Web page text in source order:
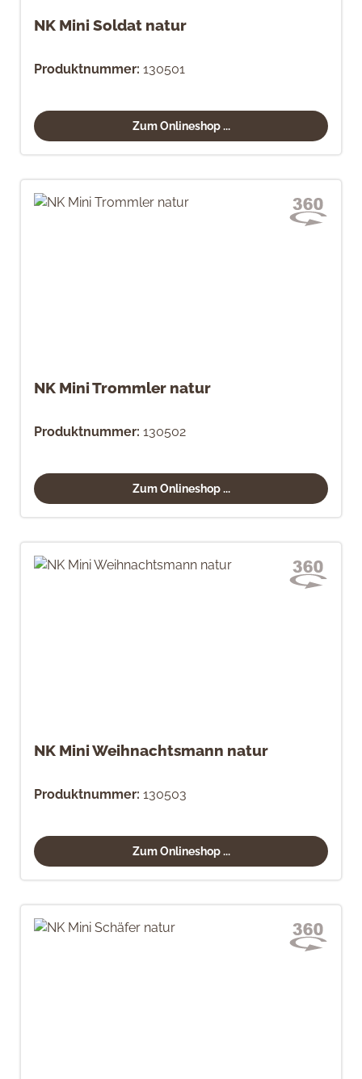
NK Mini Soldat natur
Produktnummer: 130501
Zum Onlineshop ...
NK Mini Trommler natur
Produktnummer: 130502
Zum Onlineshop ...
NK Mini Weihnachtsmann natur
Produktnummer: 130503
Zum Onlineshop ...